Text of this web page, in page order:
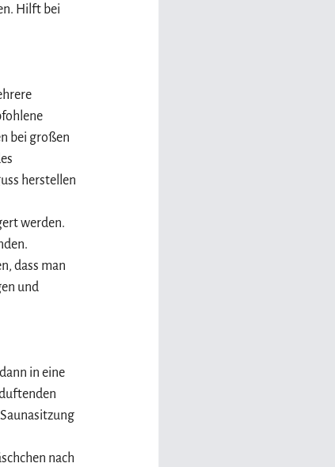
Hilft bei
bei großen
herstellen
werden.
dass man
und
in eine
nach